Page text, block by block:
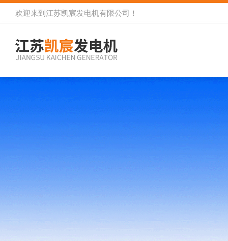
欢迎来到 江苏凯宸发电机有限公司 ！